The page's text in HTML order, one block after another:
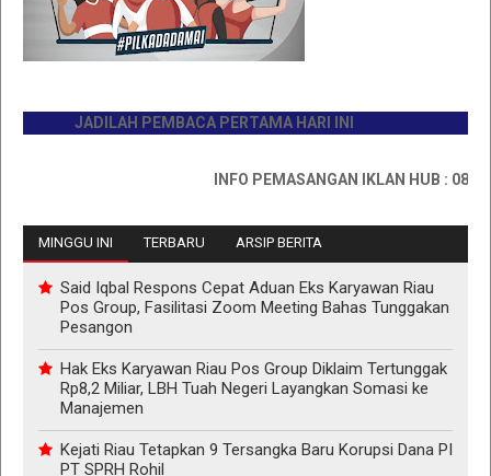
JADILAH PEMBACA PERTAMA HARI INI
INFO PEMASANGAN IKLAN HUB :
MINGGU INI TERBARU ARSIP BERITA
Said Iqbal Respons Cepat Aduan Eks Karyawan Riau
Pos Group, Fasilitasi Zoom Meeting Bahas Tunggakan
Pesangon
Hak Eks Karyawan Riau Pos Group Diklaim Tertunggak
Rp8,2 Miliar, LBH Tuah Negeri Layangkan Somasi ke
Manajemen
Kejati Riau Tetapkan 9 Tersangka Baru Korupsi Dana PI
PT SPRH Rohil